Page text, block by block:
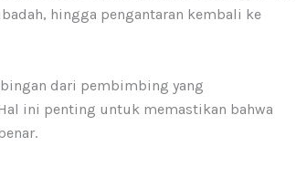
hingga pengantaran kembali ke
dari pembimbing yang
ini penting untuk memastikan bahwa